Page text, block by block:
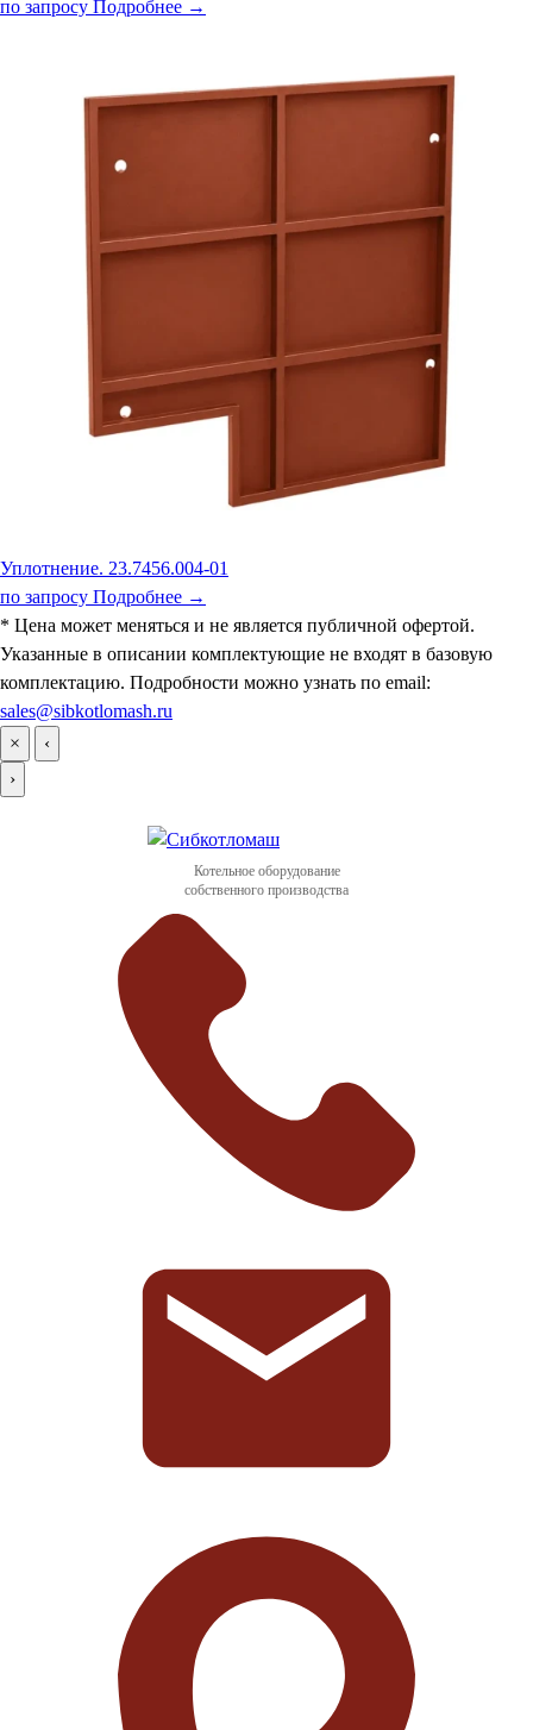
по запросу Подробнее →
Уплотнение. 23.7456.004-01
по запросу Подробнее →
* Цена может меняться и не является публичной офертой.
Указанные в описании комплектующие не входят в базовую
комплектацию. Подробности можно узнать по email:
sales@sibkotlomash.ru
×
‹
›
Котельное оборудование
собственного производства